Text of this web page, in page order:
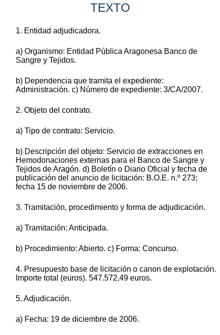
TEXTO
1. Entidad adjudicadora.
a) Organismo: Entidad Pública Aragonesa Banco de
Sangre y Tejidos.
b) Dependencia que tramita el expediente:
Administración. c) Número de expediente: 3/CA/2007.
2. Objeto del contrato.
a) Tipo de contrato: Servicio.
b) Descripción del objeto: Servicio de extracciones en
Hemodonaciones externas para el Banco de Sangre y
Tejidos de Aragón. d) Boletín o Diario Oficial y fecha de
publicación del anuncio de licitación: B.O.E. n.º 273;
fecha 15 de noviembre de 2006.
3. Tramitación, procedimiento y forma de adjudicación.
a) Tramitación: Anticipada.
b) Procedimiento: Abierto. c) Forma: Concurso.
4. Presupuesto base de licitación o canon de explotación.
Importe total (euros). 547.572,49 euros.
5. Adjudicación.
a) Fecha: 19 de diciembre de 2006.